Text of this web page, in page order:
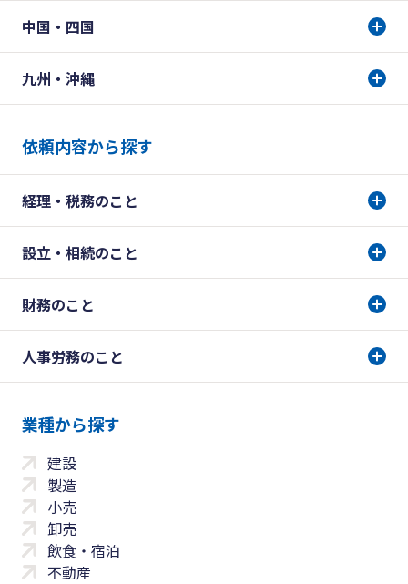
中国・四国
九州・沖縄
依頼内容から探す
経理・税務のこと
設立・相続のこと
財務のこと
人事労務のこと
業種から探す
建設
製造
小売
卸売
飲食・宿泊
不動産